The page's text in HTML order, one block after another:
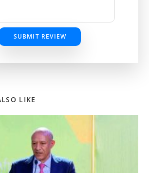
SUBMIT REVIEW
LIKE